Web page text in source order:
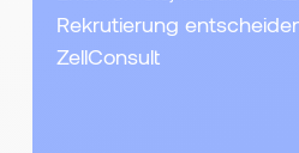
Rekrutierung
ZellConsult